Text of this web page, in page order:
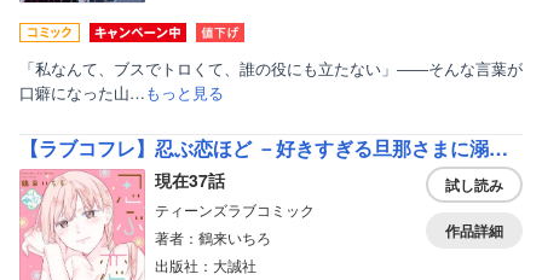
「私なんて、ブスでトロくて、誰の役にも立たない」――そんな言葉が
口癖になった山…もっと見る
【ラブコフレ】忍ぶ恋ほど －好きすぎる旦那さまに溺愛されてます？－
現在37話
ティーンズラブコミック
著者：鶴来いちろ
出版社：大誠社
試し読み
作品詳細